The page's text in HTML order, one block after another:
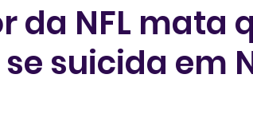
da NFL mata
suicida em